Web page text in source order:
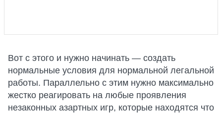
Вот с этого и нужно начинать — создать
нормальные условия для нормальной легальной
работы. Параллельно с этим нужно максимально
жестко реагировать на любые проявления
незаконных азартных игр, которые находятся что